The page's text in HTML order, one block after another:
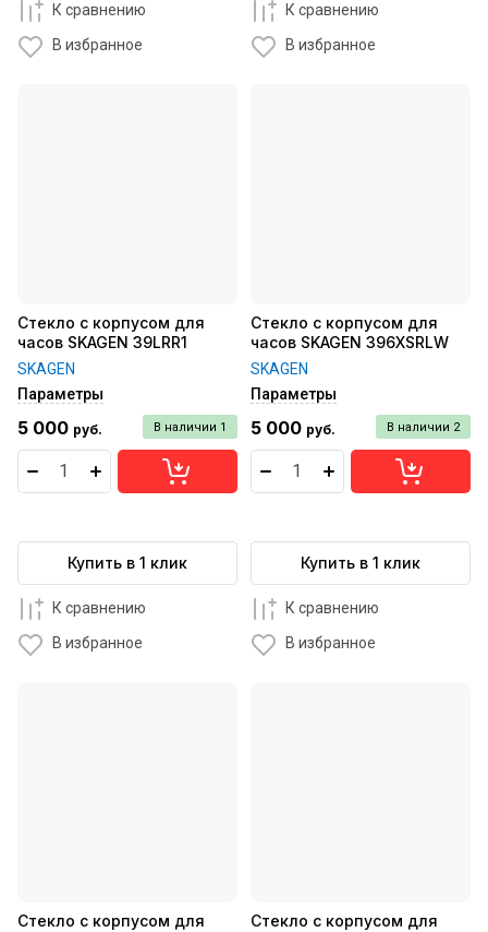
К сравнению
В избранное
К сравнению
В избранное
Стекло с корпусом для
часов SKAGEN 39LRR1
SKAGEN
Параметры
В наличии 1
5 000 руб.
Купить в 1 клик
К сравнению
В избранное
Стекло с корпусом для
часов SKAGEN 396XSRLW
SKAGEN
Параметры
В наличии 2
5 000 руб.
Купить в 1 клик
К сравнению
В избранное
Стекло с корпусом для
Стекло с корпусом для